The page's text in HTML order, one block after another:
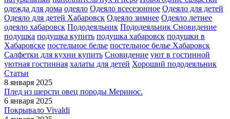
одежда для дома одеяло Одеяло всесезонное Одеяло для детей
Одеяло для детей Хабаровск Одеяло зимнее Одеяло летнее
одеяло хабаровск Пододеяльник Пододеяльник Сновидение
подушка подушка купить подушка хабаровск подушки в
Хабаровске постельное белье постельное белье Хабаровск
Салфетки для кухни купить Сновидение уют в гостинной
уютная гостинная халаты для детей Хороший пододеяльник
Статьи
8 января 2025
Плед из шерсти овец породы Меринос.
6 января 2025
Покрывалo Vivaldi